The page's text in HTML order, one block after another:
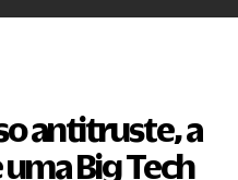
antitruste, a
Big Tech